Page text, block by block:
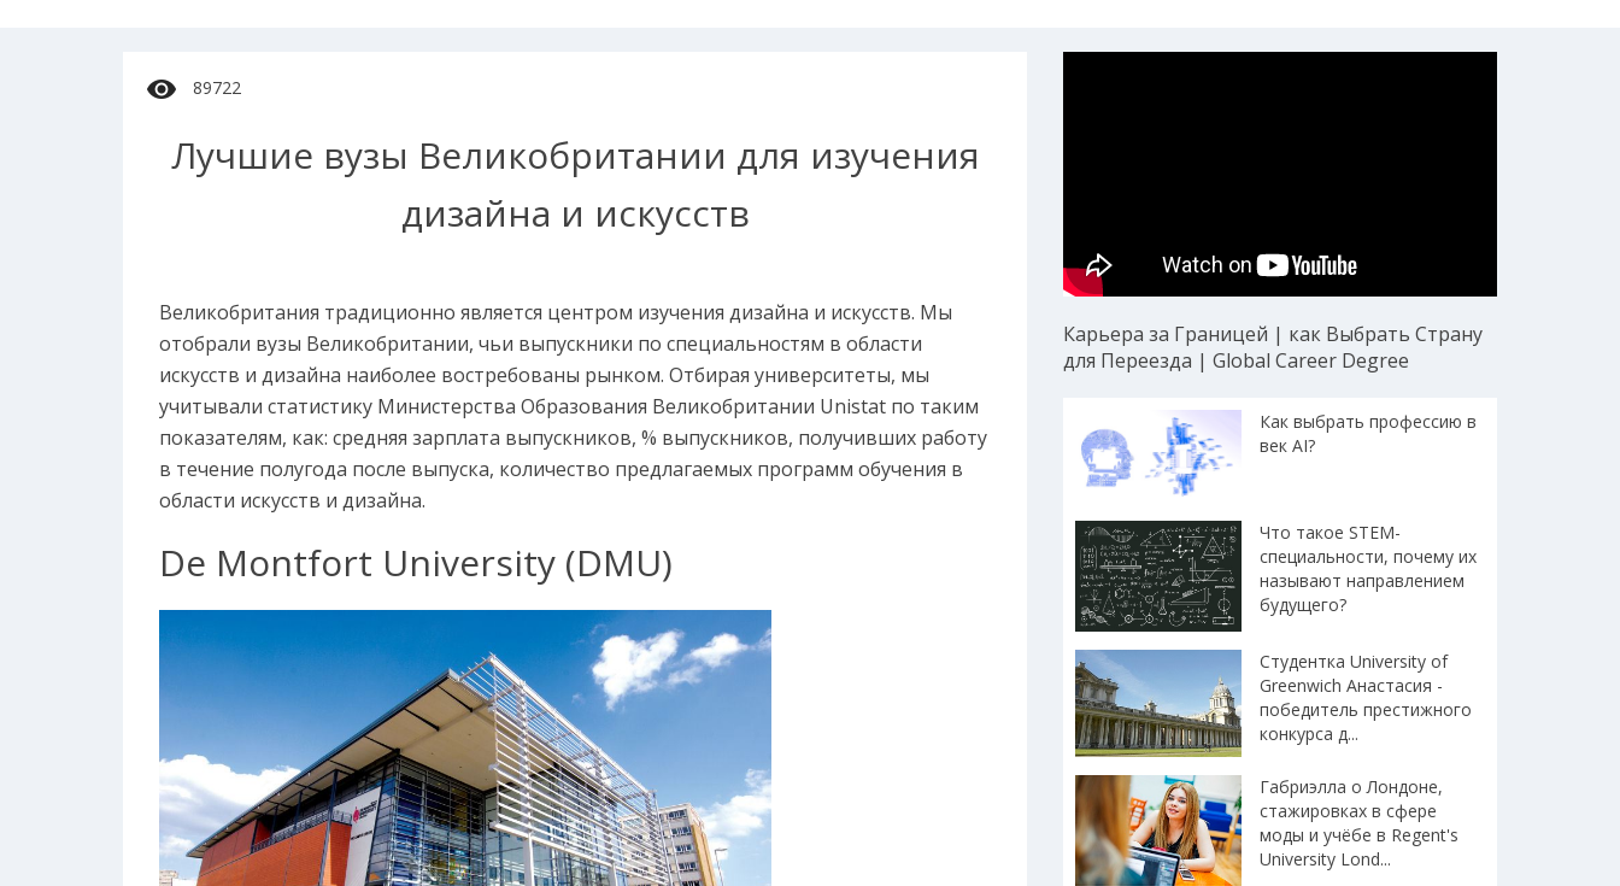
89722
Лучшие вузы Великобритании для изучения
дизайна и искусств
Великобритания традиционно является центром изучения дизайна и искусств. Мы
отобрали вузы Великобритании, чьи выпускники по специальностям в области
искусств и дизайна наиболее востребованы рынком. Отбирая университеты, мы
учитывали статистику Министерства Образования Великобритании Unistat по таким
показателям, как: средняя зарплата выпускников, % выпускников, получивших работу
в течение полугода после выпуска, количество предлагаемых программ обучения в
области искусств и дизайна.
De Montfort University (DMU)
Карьера за Границей | как Выбрать Страну
для Переезда | Global Career Degree
Как выбрать профессию в
век AI?
Что такое STEM-
специальности, почему их
называют направлением
будущего?
Студентка University of
Greenwich Анастасия -
победитель престижного
конкурса д...
Габриэлла о Лондоне,
стажировках в сфере
моды и учёбе в Regent's
University Lond...